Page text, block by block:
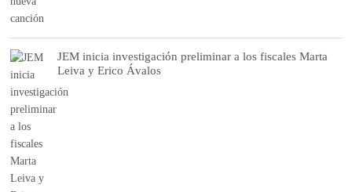
JEM inicia investigación preliminar a los fiscales Marta
Leiva y Erico Ávalos